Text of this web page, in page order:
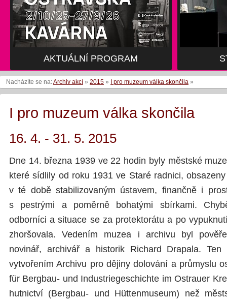
AKTUÁLNÍ PROGRAM
Nacházíte se na:Archiv akcí » 2015 » I pro muzeum válka skončila »
I pro muzeum válka skončila
16. 4. - 31. 5. 2015
Dne 14. března 1939 ve 22 hodin byly městské
které sídlily od roku 1931 ve Staré radnici,
v té době stabilizovaným ústavem, finančně i
s pestrými a poměrně bohatými sbírkami.
odborníci a situace se za protektorátu a po
zhoršovala. Vedením muzea i archivu byl
novinář, archivář a historik Richard Drapala.
vytvořením Archivu pro dějiny dolování a průmyslu
für Bergbau- und Industriegeschichte im Ostrauer
hutnictví (Bergbau- und Hüttenmuseum) než